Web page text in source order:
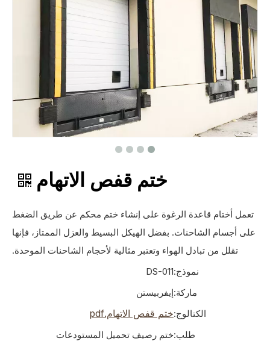
ختم قفص الاتهام
تعمل أختام قاعدة الرغوة على إنشاء ختم محكم عن طريق الضغط
على أجسام الشاحنات. بفضل الهيكل البسيط والعزل الممتاز، فإنها
تقلل من تبادل الهواء وتعتبر مثالية لأحجام الشاحنات الموحدة.
نموذج:DS-011
ماركة:إيفربيستن
الكتالوج:ختم قفص الاتهام.pdf
طلب:ختم رصيف تحميل المستودعات